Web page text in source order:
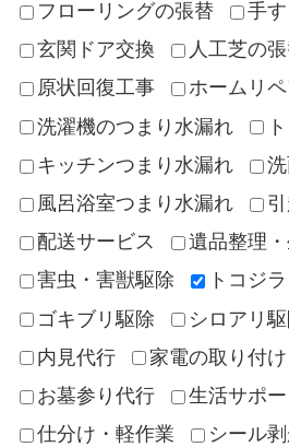
フローリングの張替
手
玄関ドア交換
人工芝の
原状回復工事
ホームリ
洗濯機のつまり水漏れ
キッチンつまり水漏れ
風呂浴室つまり水漏れ
配送サービス
遺品整理
害虫・害獣駆除
トコジ
ゴキブリ駆除
シロアリ
内見代行
家電の取り付け
お墓参り代行
生活サポー
仕分け・軽作業
シール